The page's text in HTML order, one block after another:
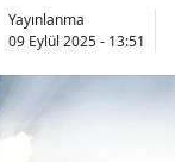
Yayınlanma
09 Eylül 2025 - 13:51